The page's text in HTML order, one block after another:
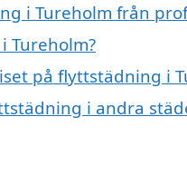
i Tureholm från
Tureholm?
på flyttstädning i
i andra